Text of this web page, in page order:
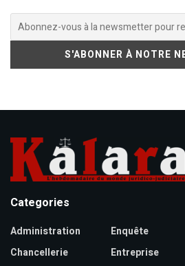
Categories
Administration
Chancellerie
Enquête
Entreprise